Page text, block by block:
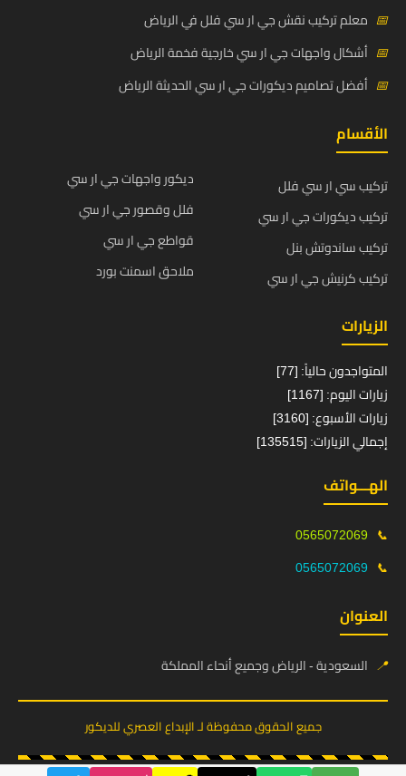
📅 معلم تركيب نقش جي ار سي فلل في الرياض
📅 أشكال واجهات جي ار سي خارجية فخمة الرياض
📅 أفضل تصاميم ديكورات جي ار سي الحديثة الرياض
الأقسام
تركيب سي ار سي فلل
تركيب ديكورات جي ار سي
تركيب ساندوتش بنل
تركيب كرنيش جي ار سي
ديكور واجهات جي ار سي
فلل وقصور جي ار سي
قواطع جي ار سي
ملاحق اسمنت بورد
الزيارات
المتواجدون حالياً: [77]
زيارات اليوم: [1167]
زيارات الأسبوع: [3160]
إجمالي الزيارات: [135515]
الهـــواتف
📞
0565072069
📞
0565072069
العنوان
📍 السعودية - الرياض وجميع أنحاء المملكة
جميع الحقوق محفوظة لـ الإبداع العصري للديكور